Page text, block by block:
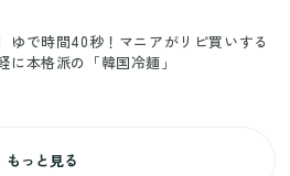
ゆで時間40秒！マニアがリピ買いする
に本格派の「韓国冷麺」
もっと見る